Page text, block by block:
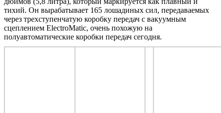
тихий. Он вырабатывает 165 лошадиных сил, передаваемых
через трехступенчатую коробку передач с вакуумным
сцеплением ElectroMatic, очень похожую на
полуавтоматические коробки передач сегодня.